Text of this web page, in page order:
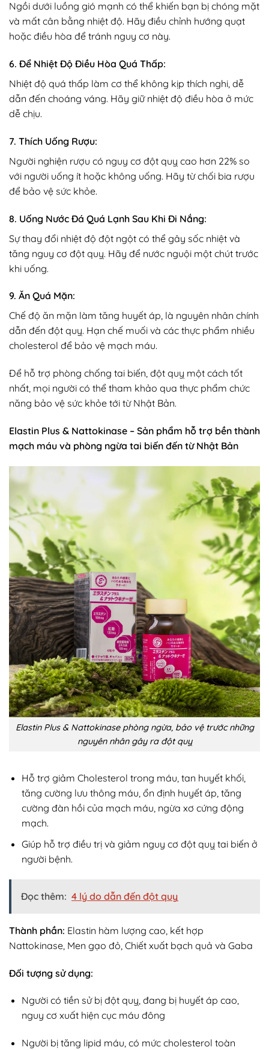
Ngồi dưới luồng gió mạnh có thể khiến bạn bị chóng mặt
và mất cân bằng nhiệt độ. Hãy điều chỉnh hướng quạt
hoặc điều hòa để tránh nguy cơ này.
6. Để Nhiệt Độ Điều Hòa Quá Thấp:
Nhiệt độ quá thấp làm cơ thể không kịp thích nghi, dễ
dẫn đến choáng váng. Hãy giữ nhiệt độ điều hòa ở mức
dễ chịu.
7. Thích Uống Rượu:
Người nghiện rượu có nguy cơ đột quỵ cao hơn 22% so
với người uống ít hoặc không uống. Hãy từ chối bia rượu
để bảo vệ sức khỏe.
8. Uống Nước Đá Quá Lạnh Sau Khi Đi Nắng:
Sự thay đổi nhiệt độ đột ngột có thể gây sốc nhiệt và
tăng nguy cơ đột quỵ. Hãy để nước nguội một chút trước
khi uống.
9. Ăn Quá Mặn:
Chế độ ăn mặn làm tăng huyết áp, là nguyên nhân chính
dẫn đến đột quỵ. Hạn chế muối và các thực phẩm nhiều
cholesterol để bảo vệ mạch máu.
Để hỗ trợ phòng chống tai biến, đột quỵ một cách tốt
nhất, mọi người có thể tham khảo qua thực phẩm chức
năng bảo vệ sức khỏe tới từ Nhật Bản.
Elastin Plus & Nattokinase – Sản phẩm hỗ trợ bền thành
mạch máu và phòng ngừa tai biến đến từ Nhật Bản
Elastin Plus & Nattokinase phòng ngừa, bảo vệ trước những
nguyên nhân gây ra đột quỵ
Hỗ trợ giảm Cholesterol trong máu, tan huyết khối,
tăng cường lưu thông máu, ổn định huyết áp, tăng
cường đàn hồi của mạch máu, ngừa xơ cứng động
mạch.
Giúp hỗ trợ điều trị và giảm nguy cơ đột quỵ tai biến ở
người bệnh.
Đọc thêm: 4 lý do dẫn đến đột quỵ
Thành phần: Elastin hàm lượng cao, kết hợp
Nattokinase, Men gạo đỏ, Chiết xuất bạch quả và Gaba
Đối tượng sử dụng:
Người có tiền sử bị đột quỵ, đang bị huyết áp cao,
nguy cơ xuất hiện cục máu đông
Người bị tăng lipid máu, có mức cholesterol toàn